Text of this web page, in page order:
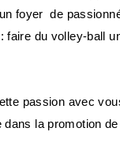
foyer de
faire du volley-ball
passion avec
la promotion